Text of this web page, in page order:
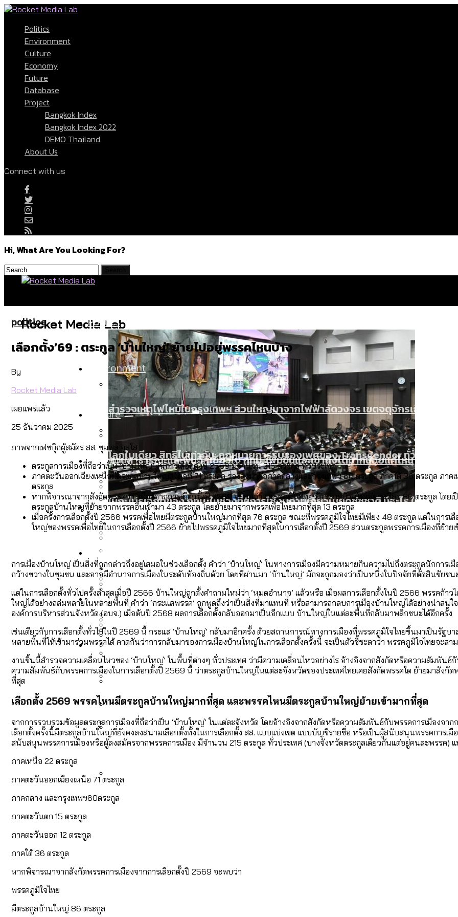
Politics
Environment
Culture
Economy
Future
Database
Project
Bangkok Index
Bangkok Index 2022
DEMO Thailand
About Us
Connect with us
Hi, What Are You Looking For?
Rocket Media Lab
Politics
สำรวจร่างงบปี 70 ของ กทม. สำนักการจราจรฯ เพิ่ม 150% มีเพียง 5 เขตที่งบเพิ่ม
เมื่อแยกท่องเที่ยวออกจากกีฬา กระทรวงใหม่จะมีงบฯ ประมาณเท่าไร
สมุดจดการบ้าน ส.ก. 2569 : แต่ละเขตมีปัญหาอะไรที่ ส.ก. ต้องทำการบ้าน
Vote62 ขอบคุณประชาชนที่ร่วมสังเกตการณ์การเลือกตั้งชวนคุยกันถึงบทเรียนที่เ
กทม. มีอำนาจแค่ไหน ในการแก้ปัญหาให้คนที่อาศัยอยู่ในกรุงเทพฯ
Environment
สำรวจเหตุไฟไหม้ในกรุงเทพฯ ส่วนใหญ่มาจากไฟฟ้าลัดวงจร เขตจตุจักรเกิดไฟฟ้า
สวนสาธารณะและพื้นที่สีเขียวใน กทม. เพิ่มขึ้นและเข้าถึงได้มากน้อยแค่ไหน
ขยะมูลฝอย 2568 [ข้อมูลดิบ]
ขยะของคน กทม. ที่ยังถูกนำไปทิ้งที่ ฉะเชิงเทรา นครปฐม และล่าสุดที่กาญจนบุรี
งบระบายน้ำ-ป้องกันน้ำท่วม 4 ปี (2566-2569) ของ กทม. ในยุคชัชชาติ ลงเขตไหน ทำ
Culture
โลกใบเดียว สิทธิไม่เท่ากัน: กฎหมายการรับรองเพศของ Transgender ทั่วโลก ประเท
สำรวจ Hate Speech ที่ถูกผลิตซ้ำผ่านวิดีโอ AI ในช่วงความขัดแย้งไทย-กัมพูชา [ข้
ความเกลียดชังที่ขายได้ : สำรวจ Hate Speech ที่ถูกผลิตซ้ำผ่านวิดีโอ AI ในช่วงค
กรุงเทพฯ เมืองคอนเสิร์ต : สำรวจคอนเสิร์ตและแฟนมีตติ้งในไทยจำนวน 526 งาน
ปีนกำแพงส่องซีรีส์จีน: จีนส่งออกภาพลักษณ์แบบไหนสู่สายตาโลก
Economy
เมกะโปรเจ็กต์ของ กทม. ในช่วงที่มีการใช้งบคาบเกี่ยวในยุคชัชชาติ มีอะไร ใช้งบแค่ไ
สำรวจเศรษฐกิจในกรุงเทพฯ ผ่าน Bangkok Index 2025
สำรวจงบประมาณรายเขตในกรุงเทพฯ ผ่าน Bangkok Index 2025
สำรวจรายได้จากการจัดเก็บภาษีในกรุงเทพฯ ผ่าน Bangkok Index 2025
Future
สำรวจสังคมผู้สูงอายุไทย : 6 จังหวัดเป็นสังคมสูงวัยระดับสุดยอด และ 64 จังหวัดที่
กรุงเทพฯ เมืองสังคมผู้สูงอายุ [ข้อมูลดิบ]
กรุงเทพฯ เมืองสังคมผู้สูงอายุ : 36 เขตมีคนตายมากกว่าคนเกิด 18 เขตเป็นสังคมผู้
Bangkok Index 2025 : อันดับความน่าอยู่ของ 50 เขตในกรุงเทพฯ
Database
สังคมผู้สูงอายุไทย [ข้อมูลดิบ]
สำรวจเหตุไฟไหม้ในกรุงเทพฯ 2568 [ข้อมูลดิบ]
คำนำหน้านามและกฎหมายสมรสเท่าเทียม [ข้อมูลดิบ]
กรุงเทพฯ เมืองสังคมผู้สูงอายุ [ข้อมูลดิบ]
สวนสาธารณะและพื้นที่สีเขียวใน กทม. [ข้อมูลดิบ]
Project
Bangkok Index
Bangkok Index 2022
DEMO Thailand
About Us
politics
เลือกตั้ง’69 : ตระกูล ‘บ้านใหญ่’ ย้ายไปอยู่พรรคไหนบ้าง
By
Rocket Media Lab
เผยแพร่แล้ว
25 ธันวาคม 2025
ภาพจากเฟซบุ๊กผู้สมัคร สส. ชุมพล จุลใส
ตระกูลการเมืองที่ถือว่าเป็น ‘บ้านใหญ่’ ในการเลือกตั้งปี 2569 มีจำนวน 215 ตระกูล ทั่วประเทศ
ภาคตะวันออกเฉียงเหนือมีตระกูลบ้านใหญ่สูงสุดที่ 71 ตระกูล รองลงมาคือภาคกลางและกรุงเทพฯ 60 ตระกูล ภาคใต้ 36 ตระกูล ภา
ตระกูล
หากพิจารณาจากสังกัดพรรคการเมืองจากการเลือกตั้งปี 2569 จะพบว่า พรรคภูมิใจไทย มีตระกูลบ้านใหญ่มากที่สุด 86 ตระกูล โดย
ตระกูลบ้านใหญ่ที่ย้ายจากพรรคอื่นเข้ามา 43 ตระกูล โดยย้ายมาจากพรรคเพื่อไทยมากที่สุด 13 ตระกูล
เมื่อครั้งการเลือกตั้งปี 2566 พรรคเพื่อไทยมีตระกูลบ้านใหญ่มากที่สุด 76 ตระกูล ขณะที่พรรคภูมิใจไทยมีเพียง 48 ตระกูล แต่ในการเ
ใหญ่ของพรรคเพื่อไทยในการเลือกตั้งปี 2566 ย้ายไปพรรคภูมิใจไทยมากที่สุดในการเลือกตั้งปี 2569 ส่วนตระกูลพรรคการเมืองที่ย้าย
การเมืองบ้านใหญ่ เป็นสิ่งที่ถูกกล่าวถึงอยู่เสมอในช่วงเลือกตั้ง คำว่า ‘บ้านใหญ่’ ในทางการเมืองมีความหมายกินความไปถึงตระกูลนักกา
กว้างขวางในชุมชน และอาจมีอำนาจการเมืองในระดับท้องถิ่นด้วย โดยที่ผ่านมา ‘บ้านใหญ่’ มักจะถูกมองว่าเป็นหนึ่งในปัจจัยที่ตัดสินชัยชน
แต่ในการเลือกตั้งทั่วไปครั้งล่าสุดเมื่อปี 2566 บ้านใหญ่ถูกตั้งคำถามใหม่ว่า ‘หมดอำนาจ’ แล้วหรือ เมื่อผลการเลือกตั้งในปี 2566 พรรคก้า
ใหญ่ได้อย่างถล่มทลายในหลายพื้นที่ คำว่า ‘กระแสพรรค’ ถูกพูดถึงว่าเป็นสิ่งที่มาแทนที่ หรือสามารถกลบการเมืองบ้านใหญ่ได้อย่างน่าสนใจ
องค์การบริหารส่วนจังหวัด (อบจ.) เมื่อต้นปี 2568 ผลการเลือกตั้งกลับออกมาเป็นอีกแบบ บ้านใหญ่ในแต่ละพื้นที่กลับมาพลิกชนะได้อีกครั้ง
เช่นเดียวกับการเลือกตั้งทั่วไปในปี 2569 นี้ กระแส ‘บ้านใหญ่’ กลับมาอีกครั้ง ด้วยสถานการณ์ทางการเมืองที่พรรคภูมิใจไทยขึ้นมาเป็นรัฐบ
หลายพื้นที่ให้เข้ามาร่วมพรรคได้ คาดกันว่าการกลับมาของการเมืองบ้านใหญ่ในการเลือกตั้งครั้งนี้ จะเป็นตัวชี้ชะตาว่า พรรคภูมิใจไทยจะส
งานชิ้นนี้สำรวจความเคลื่อนไหวของ ‘บ้านใหญ่’ ในพื้นที่ต่างๆ ทั่วประเทศ ว่ามีความเคลื่อนไหวอย่างไร อ้างอิงจากสังกัดหรือความสัมพันธ์
ความสัมพันธ์กับพรรคการเมืองในการเลือกตั้งปี 2569 นี้ ว่าตระกูลบ้านใหญ่ในแต่ละจังหวัดของประเทศไทยเคยสังกัดพรรคใด ย้ายมาสังกั
ที่สุด
เลือกตั้ง 2569 พรรคไหนมีตระกูลบ้านใหญ่มากที่สุด และพรรคไหนมีตระกูลบ้านใหญ่ย้ายเข้ามากที่สุด
จากการรวบรวมข้อมูลตระกูลการเมืองที่ถือว่าเป็น ‘บ้านใหญ่’ ในแต่ละจังหวัด โดยอ้างอิงจากสังกัดหรือความสัมพันธ์กับพรรคการเมืองจา
เลือกตั้งครั้งนี้มีตระกูลบ้านใหญ่ที่ยังคงลงสนามเลือกตั้งทั้งในการเลือกตั้ง สส. แบบแบ่งเขต แบบบัญชีรายชื่อ หรือเป็นผู้สนับสนุนพรรคการเมื
สนับสนุนพรรคการเมืองหรือผู้ลงสมัครจากพรรคการเมือง มีจำนวน 215 ตระกูล ทั่วประเทศ (บางจังหวัดตระกูลเดียวกันแต่อยู่คนละพรรค) แ
ภาคเหนือ 22 ตระกูล
ภาคตะวันออกเฉียงเหนือ 71 ตระกูล
ภาคกลาง และกรุงเทพฯ60ตระกูล
ภาคตะวันตก 15 ตระกูล
ภาคตะวันออก 12 ตระกูล
ภาคใต้ 36 ตระกูล
หากพิจารณาจากสังกัดพรรคการเมืองจากการเลือกตั้งปี 2569 จะพบว่า
พรรคภูมิใจไทย
มีตระกูลบ้านใหญ่ 86 ตระกูล